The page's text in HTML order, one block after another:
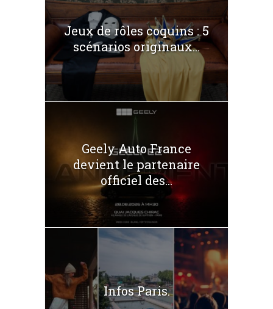
Jeux de rôles coquins : 5
scénarios originaux...
Geely Auto France
devient le partenaire
officiel des...
Infos Paris.